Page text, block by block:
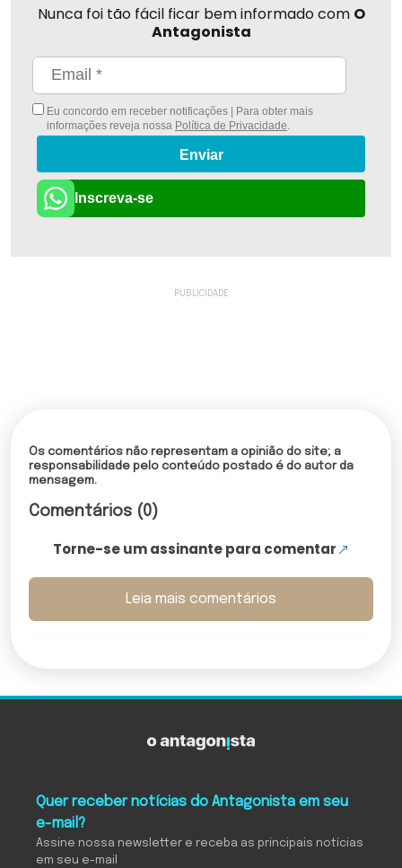
Nunca foi tão fácil ficar bem informado com O
Antagonista
Eu concordo em receber notificações | Para obter mais
informações reveja nossa Política de Privacidade
Enviar
Inscreva-se
Os comentários não representam a opinião do site; a
responsabilidade pelo conteúdo postado é do autor da
mensagem.
Comentários (0)
Torne-se um assinante para comentar
Leia mais comentários
Quer receber notícias do Antagonista em seu
e-mail?
Assine nossa newsletter e receba as principais notícias
em seu e-mail